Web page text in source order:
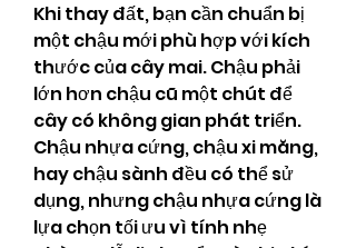
Khi thay đất, bạn cần chuẩn bị
một chậu mới phù hợp với kích
thước của cây mai. Chậu phải
lớn hơn chậu cũ một chút để
cây có không gian phát triển.
Chậu nhựa cứng, chậu xi măng,
hay chậu sành đều có thể sử
dụng, nhưng chậu nhựa cứng là
lựa chọn tối ưu vì tính nhẹ